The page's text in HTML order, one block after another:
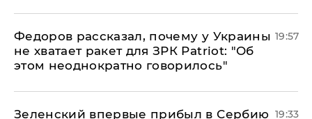
Федоров рассказал, почему у Украины
не хватает ракет для ЗРК Patriot: "Об
этом неоднократно говорилось"
19:57
Зеленский впервые прибыл в Сербию 19:33